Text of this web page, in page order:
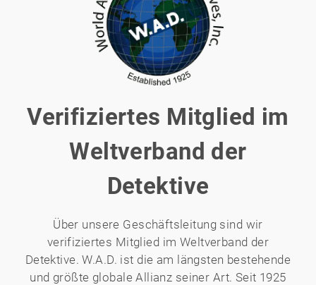
Verifiziertes Mitglied im
Weltverband der
Detektive
Über unsere Geschäftsleitung sind wir
verifiziertes Mitglied im Weltverband der
Detektive. W.A.D. ist die am längsten bestehende
und größte globale Allianz seiner Art. Seit 1925